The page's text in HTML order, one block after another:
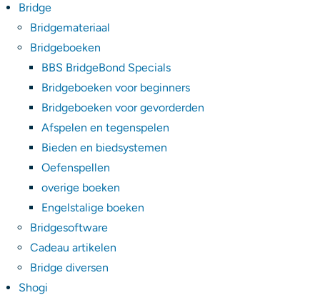
Bridge
Bridgemateriaal
Bridgeboeken
BBS BridgeBond Specials
Bridgeboeken voor beginners
Bridgeboeken voor gevorderden
Afspelen en tegenspelen
Bieden en biedsystemen
Oefenspellen
overige boeken
Engelstalige boeken
Bridgesoftware
Cadeau artikelen
Bridge diversen
Shogi